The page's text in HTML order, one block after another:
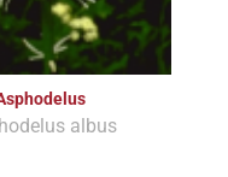
albus